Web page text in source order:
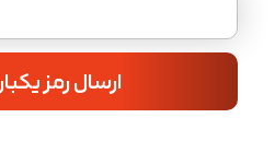
ارسال رمز